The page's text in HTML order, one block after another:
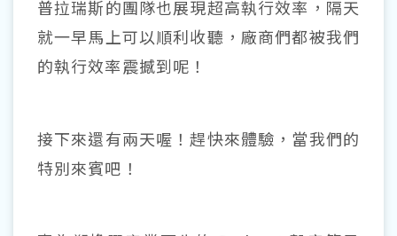
普拉瑞斯的團隊也展現超高執行效率，隔天
就一早馬上可以順利收聽，廠商們都被我們
的執行效率震撼到呢！
接下來還有兩天喔！趕快來體驗，當我們的
特別來賓吧！